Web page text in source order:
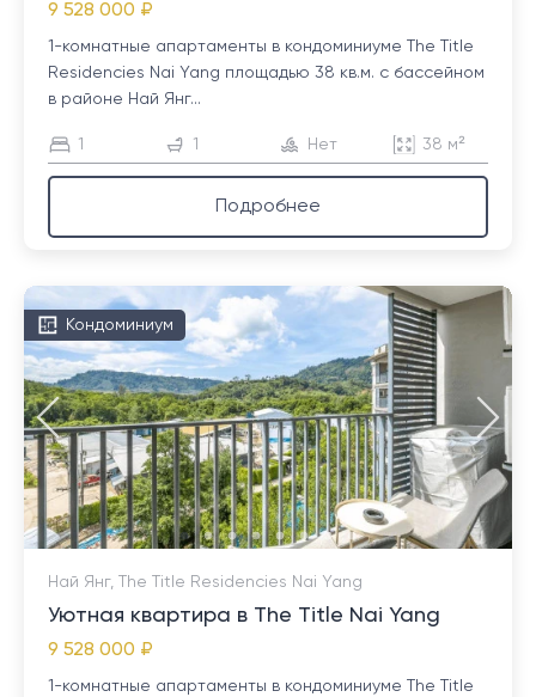
9 528 000 ₽
1-комнатные апартаменты в кондоминиуме The Title
Residencies Nai Yang площадью 38 кв.м. с бассейном
в районе Най Янг...
1 1 Нет 38 м²
Подробнее
Кондоминиум
Най Янг, The Title Residencies Nai Yang
Уютная квартира в The Title Nai Yang
9 528 000 ₽
1-комнатные апартаменты в кондоминиуме The Title